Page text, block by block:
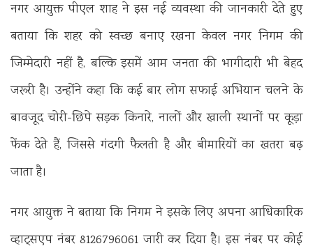
नगर आयुक्त पीएल शाह ने इस नई व्यवस्था की जानकारी देते हुए
बताया कि शहर को स्वच्छ बनाए रखना केवल नगर निगम की
जिम्मेदारी नहीं है, बल्कि इसमें आम जनता की भागीदारी भी बेहद
जरूरी है। उन्होंने कहा कि कई बार लोग सफाई अभियान चलने के
बावजूद चोरी-छिपे सड़क किनारे, नालों और खाली स्थानों पर कूड़ा
फेंक देते हैं, जिससे गंदगी फैलती है और बीमारियों का खतरा बढ़
जाता है।
नगर आयुक्त ने बताया कि निगम ने इसके लिए अपना आधिकारिक
व्हाट्सएप नंबर 8126796061 जारी कर दिया है। इस नंबर पर कोई